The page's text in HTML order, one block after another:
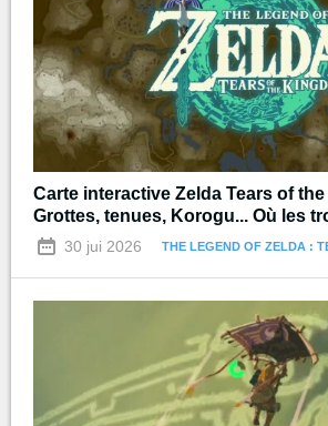
Carte interactive Zelda Tears of
Grottes, tenues, Korogu... Où les
30 jui 2026